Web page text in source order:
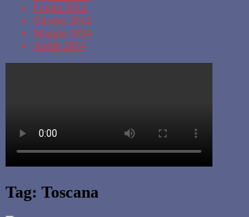
Luglio 2014
Giugno 2014
Maggio 2014
Aprile 2014
Tag: Toscana